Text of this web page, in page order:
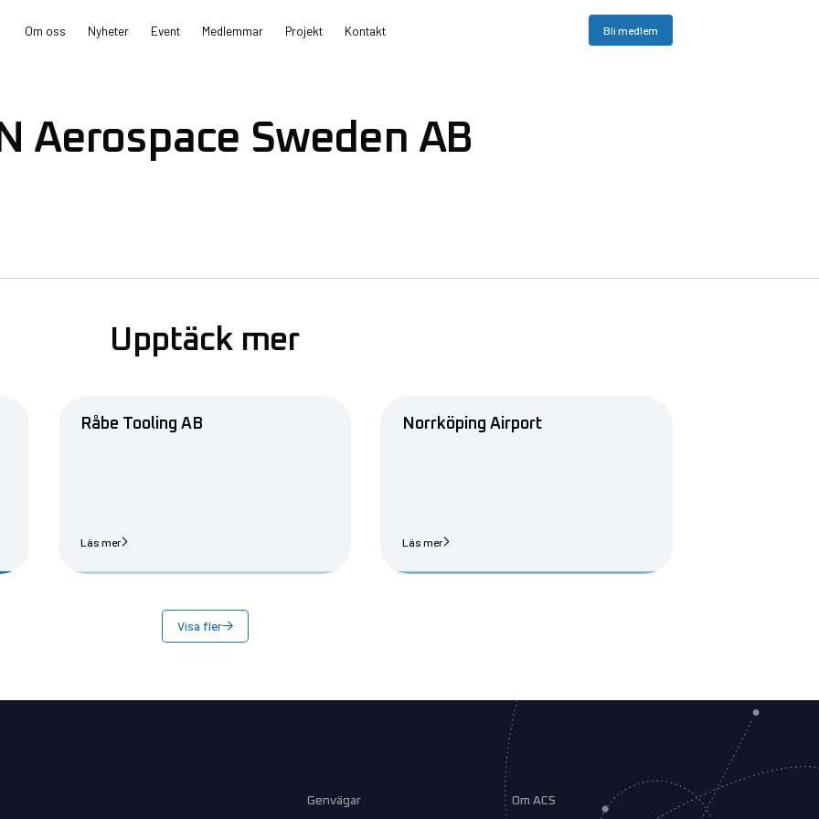
Om oss Nyheter Event Medlemmar Projekt Kontakt Bli medlem
Aerospace Sweden AB
Upptäck mer
Råbe Tooling AB
Läs mer
Norrköping Airport
Läs mer
Visa fler
Genvägar Om ACS